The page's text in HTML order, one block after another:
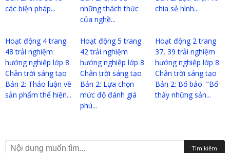
các biện pháp...
những thách thức
của nghề...
chia sẻ hình...
Hoạt động 4 trang
48 trải nghiệm
hướng nghiệp lớp 8
Chân trời sáng tạo
Bản 2: Thảo luận về
sản phẩm thể hiện...
Hoạt động 5 trang
42 trải nghiệm
hướng nghiệp lớp 8
Chân trời sáng tạo
Bản 2: Lựa chọn
mức độ đánh giá
phù...
Hoạt động 2 trang
37, 39 trải nghiệm
hướng nghiệp lớp 8
Chân trời sáng tạo
Bản 2: Bố bảo: "Bố
thấy những sản...